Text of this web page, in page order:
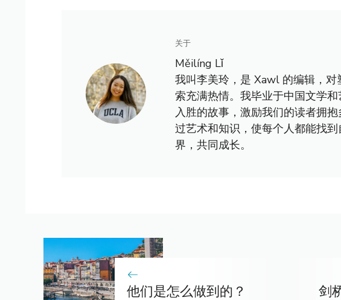
关于
Měilíng Lǐ
我叫李美玲，是 Xawl 的编辑，
索充满热情。我毕业于中国文学
入胜的故事，激励我们的读者拥
过艺术和知识，使每个人都能找
界，共同成长。
他们是怎么做到的？ 剑